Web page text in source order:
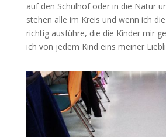
auf den Schulhof oder in die Natur
stehen alle im Kreis und wenn ich
richtig ausführe, die die Kinder mir
ich von jedem Kind eins meiner